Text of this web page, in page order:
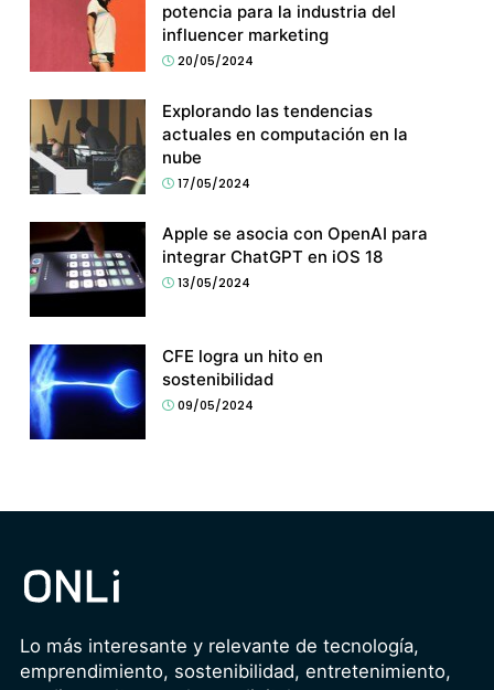
potencia para la industria del
influencer marketing
20/05/2024
Explorando las tendencias
actuales en computación en la
nube
17/05/2024
Apple se asocia con OpenAI para
integrar ChatGPT en iOS 18
13/05/2024
CFE logra un hito en
sostenibilidad
09/05/2024
Lo más interesante y relevante de tecnología,
emprendimiento, sostenibilidad, entretenimiento,